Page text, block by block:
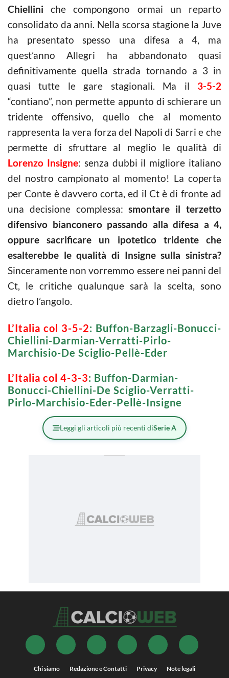
Chiellini che compongono ormai un reparto
consolidato da anni. Nella scorsa stagione la Juve
ha presentato spesso una difesa a 4, ma
quest’anno Allegri ha abbandonato quasi
definitivamente quella strada tornando a 3 in
quasi tutte le gare stagionali. Ma il 3-5-2
“contiano”, non permette appunto di schierare un
tridente offensivo, quello che al momento
rappresenta la vera forza del Napoli di Sarri e che
permette di sfruttare al meglio le qualità di
Lorenzo Insigne: senza dubbi il migliore italiano
del nostro campionato al momento! La coperta
per Conte è davvero corta, ed il Ct è di fronte ad
una decisione complessa:smontare il terzetto
difensivo bianconero passando alla difesa a 4,
oppure sacrificare un ipotetico tridente che
esalterebbe le qualità di Insigne sulla sinistra?
Sinceramente non vorremmo essere nei panni del
Ct, le critiche qualunque sarà la scelta, sono
dietro l’angolo.
L’Italia col 3-5-2: Buffon-Barzagli-Bonucci-
Chiellini-Darmian-Verratti-Pirlo-
Marchisio-De Sciglio-Pellè-Eder
L’Italia col 4-3-3: Buffon-Darmian-
Bonucci-Chiellini-De Sciglio-Verratti-
Pirlo-Marchisio-Eder-Pellè-Insigne
Leggi gli articoli più recenti diSerie A
Chi siamo Redazione e Contatti Privacy Note legali